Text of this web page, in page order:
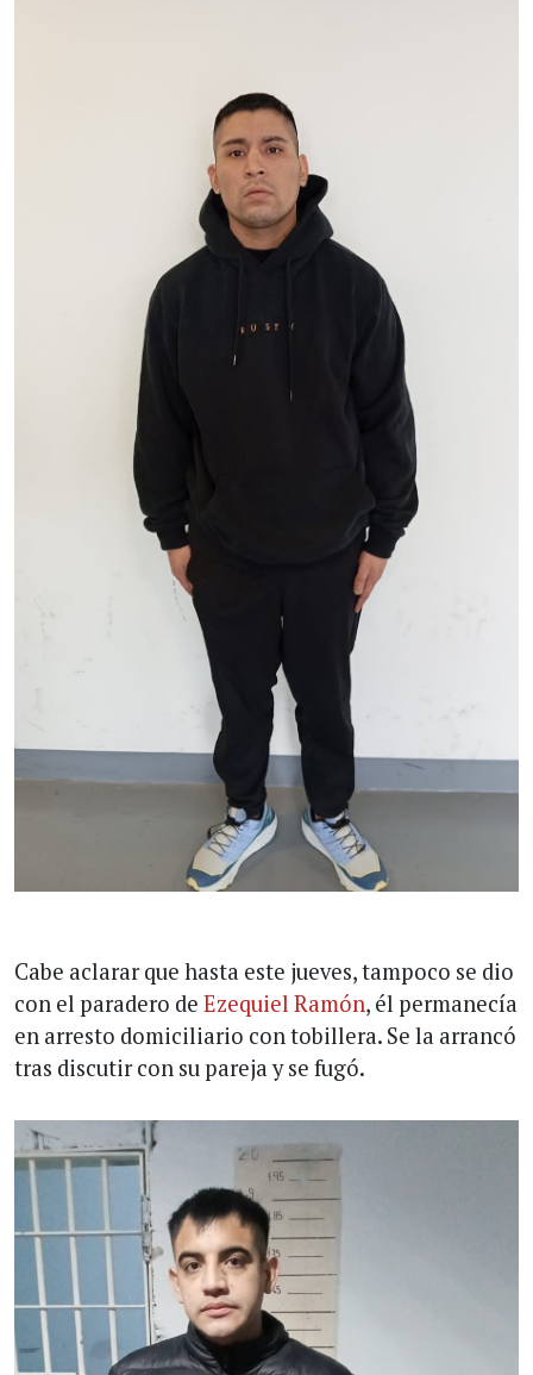
Cabe aclarar que hasta este jueves, tampoco se dio
con el paradero de Ezequiel Ramón, él permanecía
en arresto domiciliario con tobillera. Se la arrancó
tras discutir con su pareja y se fugó.